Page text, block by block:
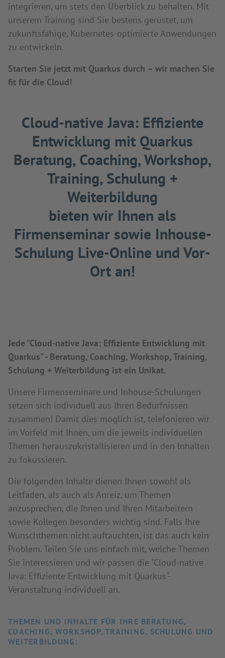
integrieren, um stets den Überblick zu behalten. Mit
unserem Training sind Sie bestens gerüstet, um
zukunftsfähige, Kubernetes-optimierte Anwendungen
zu entwickeln.
Starten Sie jetzt mit Quarkus durch – wir machen Sie
fit für die Cloud!
Cloud-native Java: Effiziente
Entwicklung mit Quarkus
Beratung, Coaching, Workshop,
Training, Schulung +
Weiterbildung
bieten wir Ihnen als
Firmenseminar sowie Inhouse-
Schulung Live-Online und Vor-
Ort an!
Jede "Cloud-native Java: Effiziente Entwicklung mit
Quarkus" - Beratung, Coaching, Workshop, Training,
Schulung + Weiterbildung ist ein Unikat.
Unsere Firmenseminare und Inhouse-Schulungen
setzen sich individuell aus Ihren Bedürfnissen
zusammen! Damit dies möglich ist, telefonieren wir
im Vorfeld mit Ihnen, um die jeweils individuellen
Themen herauszukristallisieren und in den Inhalten
zu fokussieren.
Die folgenden Inhalte dienen Ihnen sowohl als
Leitfaden, als auch als Anreiz, um Themen
anzusprechen, die Ihnen und Ihren Mitarbeitern
sowie Kollegen besonders wichtig sind. Falls Ihre
Wunschthemen nicht auftauchten, ist das auch kein
Problem. Teilen Sie uns einfach mit, welche Themen
Sie interessieren und wir passen die "Cloud-native
Java: Effiziente Entwicklung mit Quarkus"-
Veranstaltung individuell an.
THEMEN UND INHALTE FÜR IHRE BERATUNG,
COACHING, WORKSHOP, TRAINING, SCHULUNG UND
WEITERBILDUNG: